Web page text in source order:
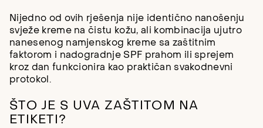
Nijedno od ovih rješenja nije identično nanošenju
svježe kreme na čistu kožu, ali kombinacija ujutro
nanesenog namjenskog kreme sa zaštitnim
faktorom i nadogradnje SPF prahom ili sprejem
kroz dan funkcionira kao praktičan svakodnevni
protokol.
ŠTO JE S UVA ZAŠTITOM NA
ETIKETI?